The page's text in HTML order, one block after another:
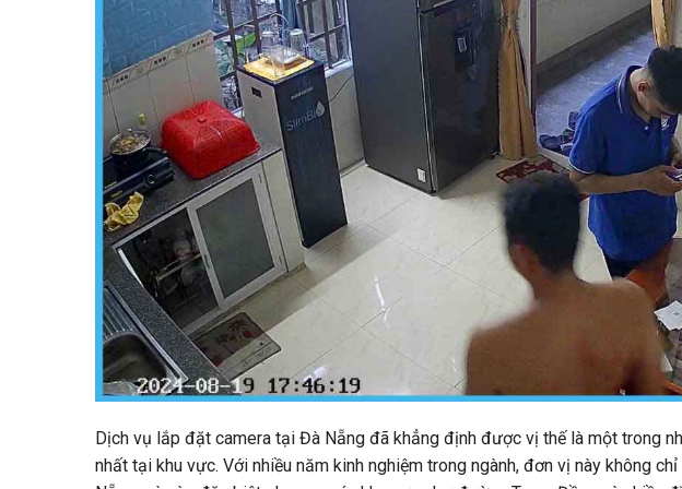
Dịch vụ lắp đặt camera tại Đà Nẵng đã khẳng định được vị thế là một trong
nhất tại khu vực. Với nhiều năm kinh nghiệm trong ngành, đơn vị này không